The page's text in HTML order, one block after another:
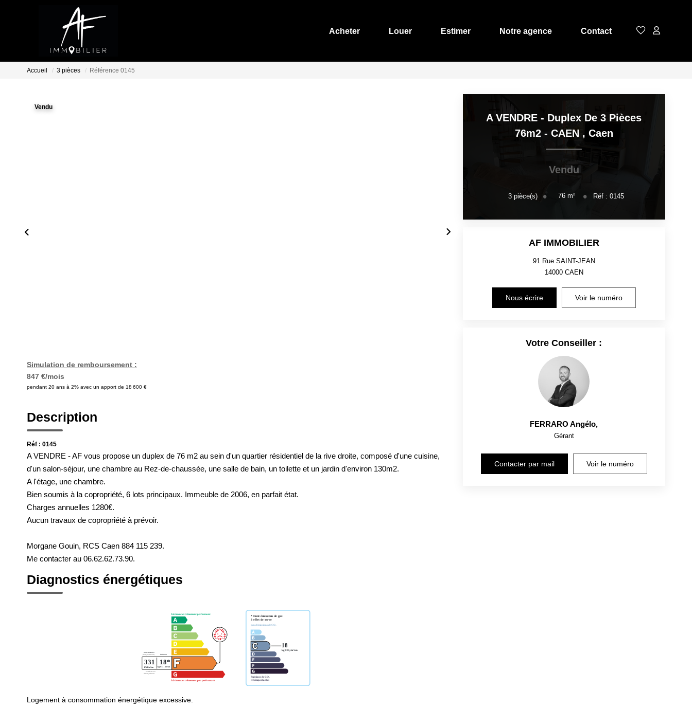
Acheter Louer Estimer Notre agence Contact
Accueil 3 pièces Référence 0145
Vendu
Simulation de remboursement :
847 €/mois
pendant 20 ans à 2% avec un apport de 18 600 €
Description
Réf : 0145
A VENDRE - AF vous propose un duplex de 76 m2 au sein d'un quartier résidentiel de la rive droite, composé d'une cuisine,
d'un salon-séjour, une chambre au Rez-de-chaussée, une salle de bain, un toilette et un jardin d'environ 130m2.
A l'étage, une chambre.
Bien soumis à la copropriété, 6 lots principaux. Immeuble de 2006, en parfait état.
Charges annuelles 1280€.
Aucun travaux de copropriété à prévoir.
Morgane Gouin, RCS Caen 884 115 239.
Me contacter au 06.62.62.73.90.
Diagnostics énergétiques
Logement à consommation énergétique excessive.
A VENDRE - Duplex De 3 Pièces
76m2 - CAEN , Caen
Vendu
3 pièce(s) 76 m² Réf : 0145
AF IMMOBILIER
91 Rue SAINT-JEAN
14000 CAEN
Nous écrire Voir le numéro
Votre Conseiller :
FERRARO Angélo,
Gérant
Contacter par mail Voir le numéro